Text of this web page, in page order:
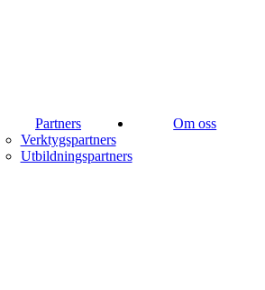
Partners
Verktygspartners
Utbildningspartners
Om oss